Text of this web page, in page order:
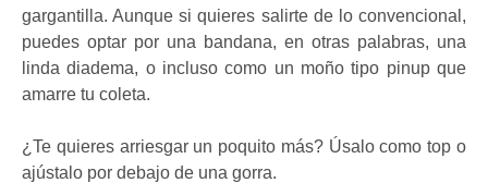
gargantilla. Aunque si quieres salirte de lo convencional,
puedes optar por una bandana, en otras palabras, una
linda diadema, o incluso como un moño tipo pinup que
amarre tu coleta.
¿Te quieres arriesgar un poquito más? Úsalo como top o
ajústalo por debajo de una gorra.